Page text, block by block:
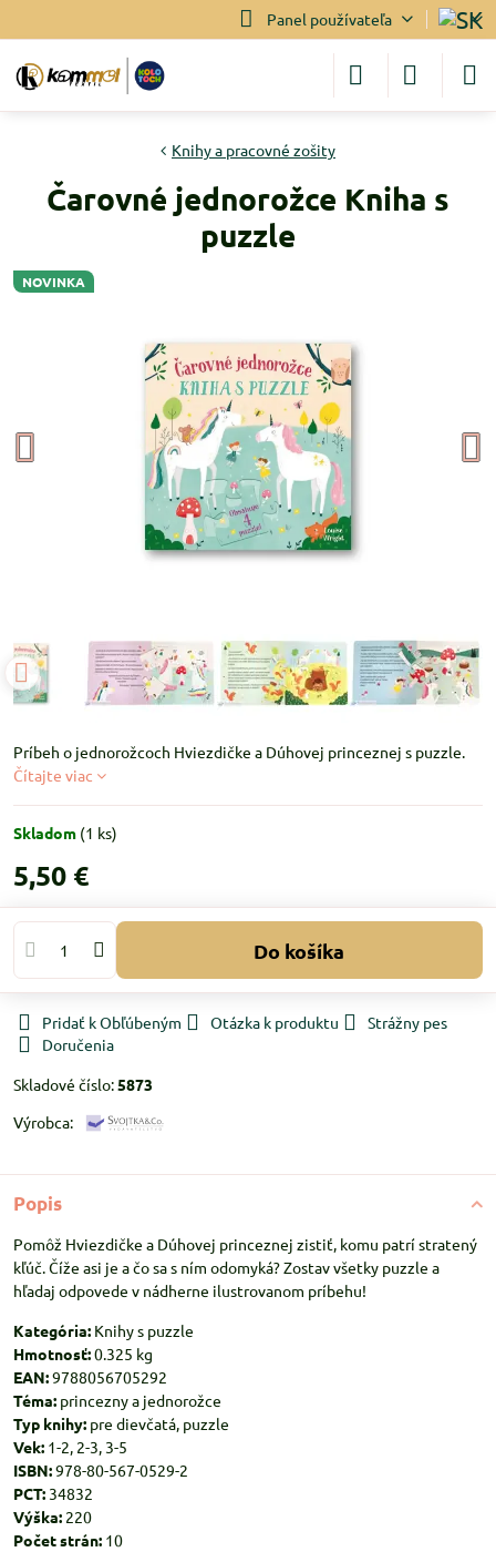
Panel používateľa
NOVINKA
Knihy a pracovné zošity
Čarovné jednorožce Kniha s
puzzle
Príbeh o jednorožcoch Hviezdičke a Dúhovej princeznej s puzzle.
Čítajte viac
Skladom (1 ks)
5,50 €
Do košíka
Pridať k Obľúbeným Otázka k produktu
Strážny pes
Doručenia
Skladové číslo:5873
Výrobca:
Popis
Pomôž Hviezdičke a Dúhovej princeznej zistiť, komu patrí stratený
kľúč. Číže asi je a čo sa s ním odomyká? Zostav všetky puzzle a
hľadaj odpovede v nádherne ilustrovanom príbehu!
Kategória: Knihy s puzzle
Hmotnosť:0.325 kg
EAN:9788056705292
Téma: princezny a jednorožce
Typ knihy: pre dievčatá, puzzle
Vek: 1-2, 2-3, 3-5
ISBN:978-80-567-0529-2
PCT: 34832
Výška: 220
Počet strán: 10